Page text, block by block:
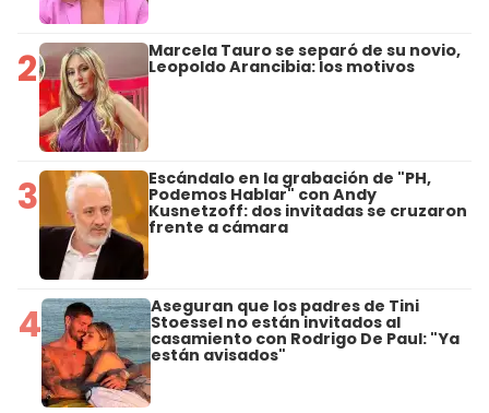
2 Marcela Tauro se separó de su novio,
Leopoldo Arancibia: los motivos
3 Escándalo en la grabación de "PH,
Podemos Hablar" con Andy
Kusnetzoff: dos invitadas se cruzaron
frente a cámara
4 Aseguran que los padres de Tini
Stoessel no están invitados al
casamiento con Rodrigo De Paul: "Ya
están avisados"